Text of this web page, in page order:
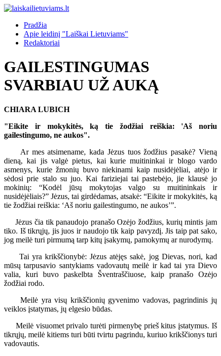
Pradžia
Apie leidinį "Laiškai Lietuviams"
Redaktoriai
GAILESTINGUMAS
SVARBIAU UŽ AUKĄ
CHIARA LUBICH
"Eikite ir mokykitės, ką tie žodžiai reiškia: 'Aš noriu
gailestingumo, ne aukos".
Ar mes atsimename, kada Jėzus tuos žodžius pasakė? Vieną
dieną, kai jis valgė pietus, kai kurie muitininkai ir blogo vardo
asmenys, kurie žmonių buvo niekinami kaip nusidėjėliai, atėjo ir
sėdosi prie stalo su juo. Kai fariziejai tai pastebėjo, jie klausė jo
mokinių: “Kodėl jūsų mokytojas valgo su muitininkais ir
nusidėjėliais?” Jėzus, tai girdėdamas, atsakė: “Eikite ir mokykitės, ką
tie žodžiai reiškia: ‘Aš noriu gailestingumo, ne aukos’”.
Jėzus čia tik panaudojo pranašo Ozėjo žodžius, kurių mintis jam
tiko. Iš tikrųjų, jis juos ir naudojo tik kaip pavyzdį. Jis taip pat sako,
jog meilė turi pirmumą tarp kitų įsakymų, pamokymų ar nurodymų.
Tai yra krikščionybė: Jėzus atėjęs sakė, jog Dievas, nori, kad
mūsų tarpusavio santykiams vadovautų meilė ir kad tai yra Dievo
valia, kuri buvo paskelbta Šventraščiuose, kaip pranašo Ozėjo
žodžiai rodo.
Meilė yra visų krikščionių gyvenimo vadovas, pagrindinis jų
veiklos įstatymas, jų elgesio būdas.
Meilė visuomet privalo turėti pirmenybę prieš kitus įstatymus. Iš
tikrųjų, meilė kitiems turi būti tvirtu pagrindu, kuriuo krikščionys turi
vadovautis.